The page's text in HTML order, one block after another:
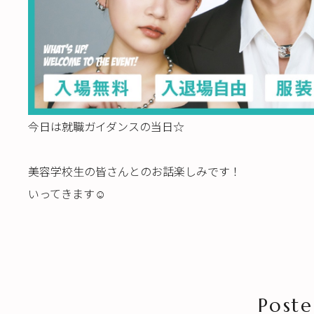
今日は就職ガイダンスの当日☆
美容学校生の皆さんとのお話楽しみです！
いってきます☺️